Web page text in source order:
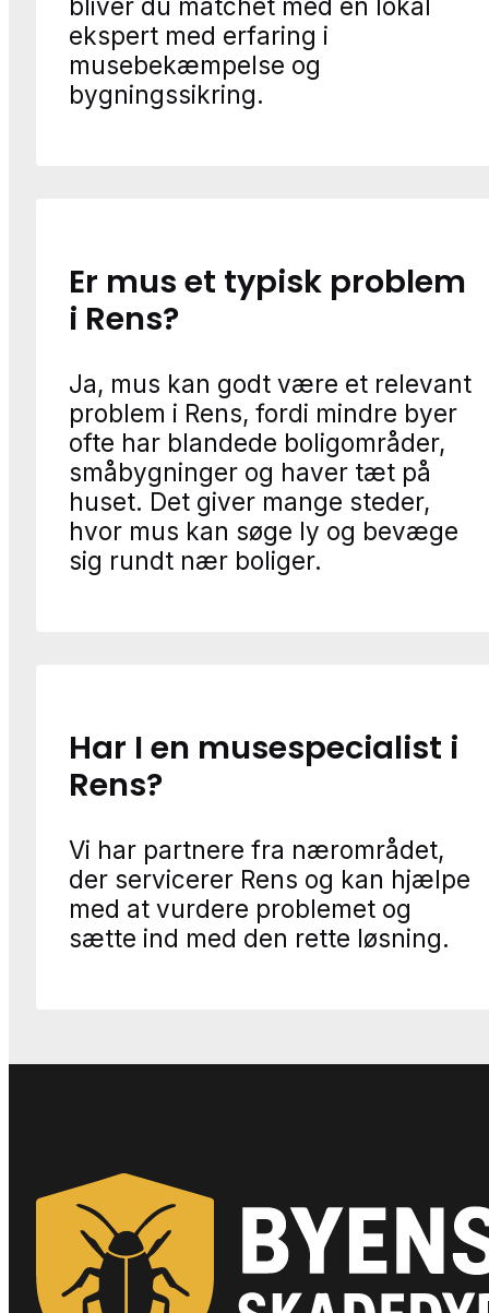
bliver du matchet med en lokal
ekspert med erfaring i
musebekæmpelse og
bygningssikring.
Er mus et typisk problem
i Rens?
Ja, mus kan godt være et relevant
problem i Rens, fordi mindre byer
ofte har blandede boligområder,
småbygninger og haver tæt på
huset. Det giver mange steder,
hvor mus kan søge ly og bevæge
sig rundt nær boliger.
Har I en musespecialist i
Rens?
Vi har partnere fra nærområdet,
der servicerer Rens og kan hjælpe
med at vurdere problemet og
sætte ind med den rette løsning.